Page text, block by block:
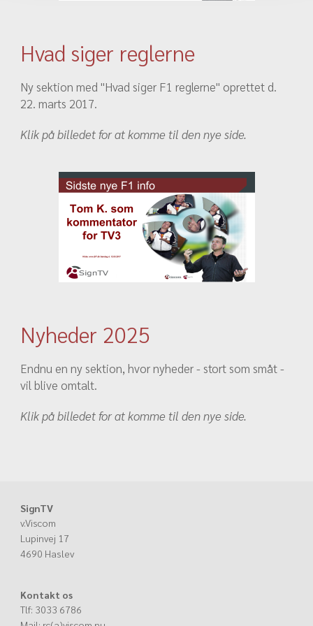
Hvad siger reglerne
Ny sektion med "Hvad siger F1 reglerne" oprettet d.
22. marts 2017.
Klik på billedet for at komme til den nye side.
Nyheder 2025
Endnu en ny sektion, hvor nyheder - stort som småt -
vil blive omtalt.
Klik på billedet for at komme til den nye side.
SignTV
v.Viscom
Lupinvej 17
4690 Haslev
Kontakt os
Tlf: 3033 6786